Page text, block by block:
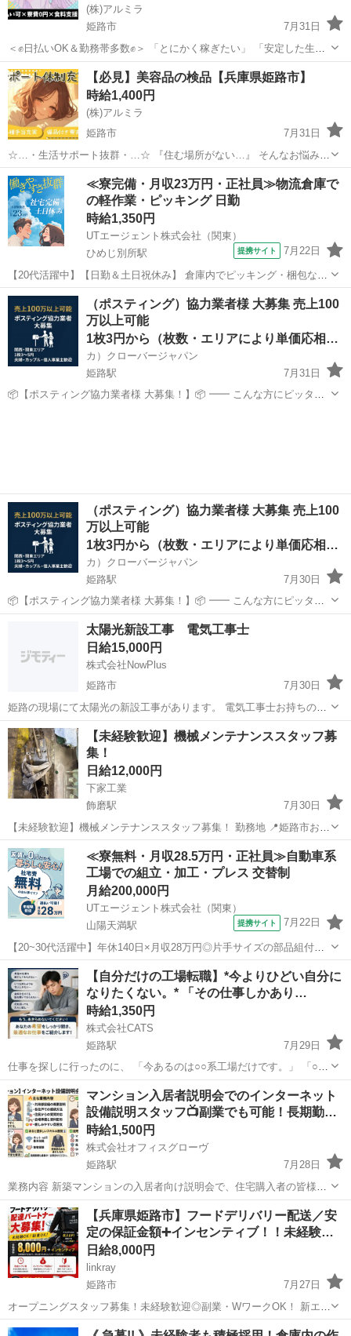
(株)アルミラ
姫路市
7月31日
＜✊日払いOK＆勤務帯多数✊＞ 「とにかく稼ぎたい」 「安定した生活
を送りたい」 そんな方にオススメ✨ 日払いOKだから すぐにお給料を
受け取ることができます。 寮や支援...
兵庫 姫路市 倉庫 時給
【必見】美容品の検品【兵庫県姫路市】
時給1,400円
(株)アルミラ
姫路市
7月31日
☆…・生活サポート抜群・…☆ 『住む場所がない…』 そんなお悩みを
お持ちの方必見！ アルミラが宿泊支援いたします♪ さらに、働いた分
のお金は 即GETできちゃうから< すぐにピンチを脱出で...
兵庫 姫路市 倉庫 時給
≪寮完備・月収23万円・正社員≫物流倉庫で
の軽作業・ピッキング 日勤
時給1,350円
UTエージェント株式会社（関東）
ひめじ別所駅
提携サイト 7月22日
【20代活躍中】【日勤＆土日祝休み】 倉庫内でピッキング・梱包な
ど！未経験OK◎GWなどの長期休暇あり♪《Jawk1C》 詳細情報 ☆☆
倉庫内でホース製品のピッキング・検品・梱包☆☆ ★未経験OK♪ 丁
寧な研修で安心の...
兵庫 姫路市 ひめじ別所駅 その他
（ポスティング）協力業者様 大募集 売上100
万以上可能
1枚3円から（枚数・エリアにより単価応相談）
カ）クローバージャパン
姫路駅
7月31日
📦【ポスティング協力業者様 大募集！】📦 ━━ こんな方にピッタ
（ポスティング）協力業者様 大募集 売上100
万以上可能
1枚3円から（枚数・エリアにより単価応相談）
カ）クローバージャパン
姫路駅
7月30日
📦【ポスティング協力業者様 大募集！】📦 ━━ こんな方にピッタ
リ！ ・すでにポスティング業をされている方 ・副業・ダブルワークで
安定収入を得たい方 ・個人・法人どちらでもOK！ ━━ 弊社の特徴 ・
大手...
姫路駅 軽作業 業務委託契約
太陽光新設工事 電気工事士
日給15,000円
株式会社NowPlus
姫路市
7月30日
姫路の現場にて太陽光の新設工事があります。 電気工事士お持ちの方
大募集しております。 お話だけでも大丈夫です！ ご連絡お待ちしてお
ります。 松田 090-2020-2020
兵庫 姫路市 建築 太陽光
【未経験歓迎】機械メンテナンススタッフ募
集！
日給12,000円
下家工業
飾磨駅
7月30日
【未経験歓迎】機械メンテナンススタッフ募集！ 勤務地 📍姫路市およ
び近郊の現場 勤務時間 ⏰ 8:00～17:00 ※現場により残業・夜勤あり
給与 • 未経験：日給12,000円～ • 経験者：日給13000円～ ...
兵庫 姫路市 飾磨駅 その他 スタッフ
≪寮無料・月収28.5万円・正社員≫自動車系
工場での組立・加工・プレス 交替制
月給200,000円
UTエージェント株式会社（関東）
山陽天満駅
提携サイト 7月22日
【20~30代活躍中】年休140日×月収28万円◎片手サイズの部品組付
け・検査など！社宅費全額補助！未経験OK♪《JFOM1C》 詳細情報 ★
自動車電装部品の製造をお願いします♪ 有名大手メーカーでのお仕事
です！ メーカ...
兵庫 姫路市 山陽天満駅 その他
【自分だけの工場転職】*今よりひどい自分に
なりたくない。* 「その仕事しかあり…
時給1,350円
株式会社CATS
姫路駅
7月29日
仕事を探しに行ったのに、 「今あるのは○○系工場だけです。」 「○○
工場しか紹介できません。」 「希望とは違いますが、どうします
か？」 そんな経験はありませんか？ ━━━━━━━━━━━━ ...
兵庫 姫路市 姫路駅 工場 自動車
マンション入居者説明会でのインターネット
設備説明スタッフ📺副業でも可能！長期勤…
時給1,500円
株式会社オフィスグローヴ
姫路駅
7月28日
業務内容 新築マンションの入居者向け説明会で、住宅購入者の皆様に
インターネット設備について分かりやすくご説明していただくお仕事
です。入居前の大切な時期に、新しい住環境での快適なインターネッ
トをサポートする重要な役割を担っ...
兵庫 姫路市 姫路駅 接客 スタッフ
【兵庫県姫路市】フードデリバリー配送／安
定の保証金額➕インセンティブ！！未経験…
日給8,000円
linkray
姫路市
7月27日
オープニングスタッフ募集！未経験歓迎◎副業・WワークOK！ 新エリ
アオープンにつき、配送スタッフを募集します！ アプリで注文された
兵庫 姫路市 ドライバー スタッフ